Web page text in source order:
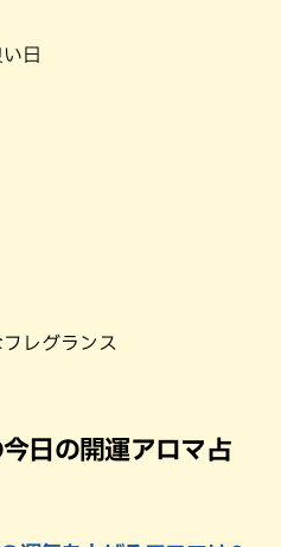
日
レグランス
日の開運アロマ占